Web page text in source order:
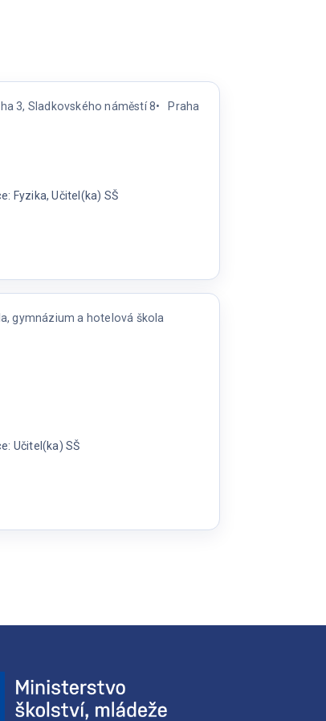
3, Sladkovského náměstí 8 Praha
Fyzika, Učitel(ka) SŠ
gymnázium a hotelová škola
Učitel(ka) SŠ